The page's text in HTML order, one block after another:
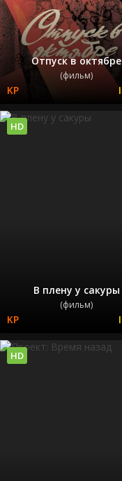
Отпуск в октябре
(фильм)
В плену у сакуры
(фильм)
HD
HD